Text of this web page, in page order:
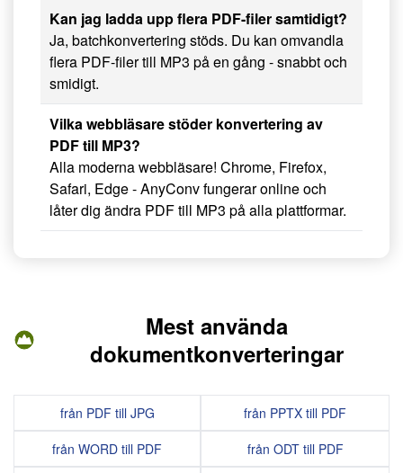
Kan jag ladda upp flera PDF-filer samtidigt?
Ja, batchkonvertering stöds. Du kan omvandla
flera PDF-filer till MP3 på en gång - snabbt och
smidigt.
Vilka webbläsare stöder konvertering av
PDF till MP3?
Alla moderna webbläsare! Chrome, Firefox,
Safari, Edge - AnyConv fungerar online och
låter dig ändra PDF till MP3 på alla plattformar.
Mest använda
dokumentkonverteringar
från PDF till JPG
från WORD till PDF
från PPTX till PDF
från ODT till PDF